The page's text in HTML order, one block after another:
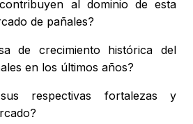
al dominio de esta
de pañales?
de crecimiento histórica del
en los últimos años?
respectivas fortalezas y